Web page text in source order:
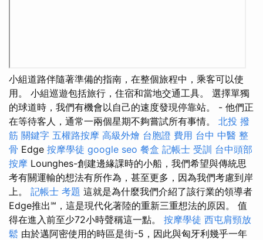
小組道路伴隨著準備的指南，在整個旅程中，乘客可以使
用。 小組巡遊包括旅行，住宿和當地交通工具。 選擇單獨
的球道時，我們有機會以自己的速度發現停靠站。 - 他們正
在等待客人，通常一兩個星期不夠嘗試所有事情。 北投 撥
筋 關鍵字 五權路按摩 高級外燴 台胞證 費用 台中 中醫 整
骨 Edge 按摩學徒 google seo 餐盒 記帳士 受訓 台中頭部
按摩 Lounghes-創建邊緣課時的小船，我們希望與傳統思
考有關運輸的想法有所作為，甚至更多，因為我們考慮到岸
上。 記帳士 考題 這就是為什麼我們介紹了該行業的領導者
Edge推出℠，這是現代化著陸的重新三重想法的原因。 值
得在進入前至少72小時聲稱這一點。 按摩學徒 西屯肩頸放
鬆 由於邁阿密使用的時區是街-5，因此與匈牙利幾乎一年